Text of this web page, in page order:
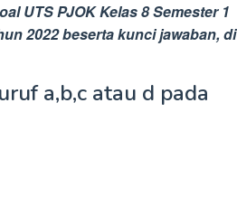
UTS PJOK Kelas 8 Semester 1
2022 beserta kunci jawaban, di
a,b,c atau d pada